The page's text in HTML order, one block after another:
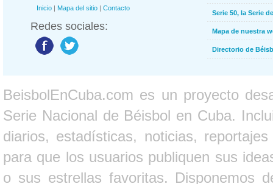
Inicio | Mapa del sitio | Contacto
Redes sociales:
Serie 50, la Serie
Mapa de nuestra
Directorio de
BeisbolEnCuba.com es un proyecto
Serie Nacional de Béisbol en Cuba.
diarios, estadísticas, noticias,
para que los usuarios publiquen sus
o sus estrellas favoritas. Disponemos